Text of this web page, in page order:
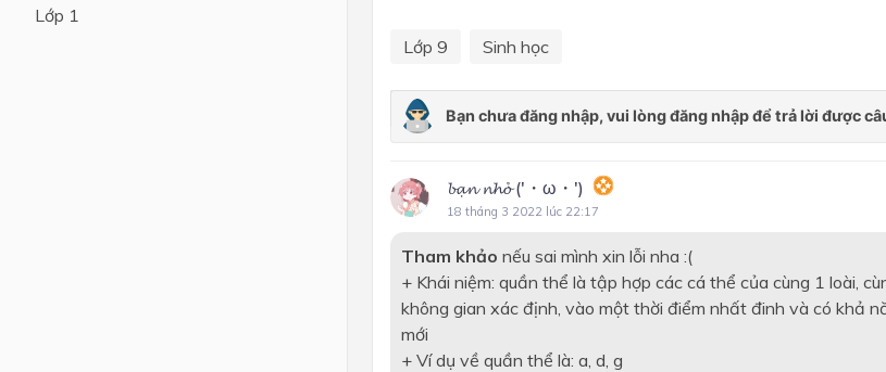
Lớp 1
Lớp 9 Sinh học
𝓫𝓪̣𝓷 𝓷𝓱𝓸̉ ('・ω・')
18 tháng 3 2022 lúc 22:17
Tham khảo nếu sai mình xin lỗi nha :(
+ Khái niệm: quần thể là tập hợp các cá thể của cùng 1 loài,
không gian xác định, vào một thời điểm nhất đinh và có khả
mới
+ Ví dụ về quần thể là: a, d, g